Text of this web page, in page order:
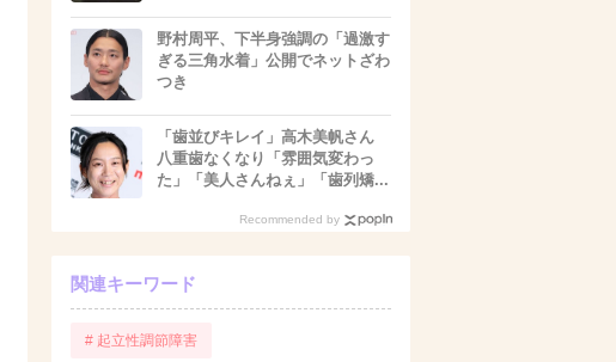
野村周平、下半身強調の「過激す
ぎる三角水着」公開でネットざわ
つき
「歯並びキレイ」高木美帆さん
八重歯なくなり「雰囲気変わっ
た」「美人さんねぇ」「歯列矯...
Recommended by
関連キーワード
# 起立性調節障害